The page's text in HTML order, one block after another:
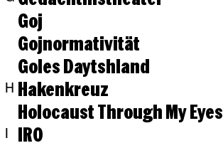
Goj
Gojnormativität
Goles Daytshland
H Hakenkreuz
Holocaust Through My Eyes
IRO